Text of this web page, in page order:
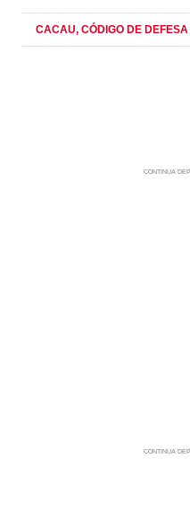
CACAU, CÓDIGO DE